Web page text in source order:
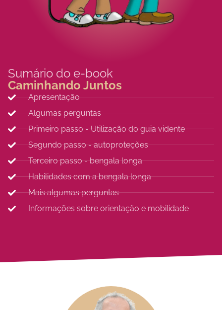
Sumário do e-book
Caminhando Juntos
Apresentação
Algumas perguntas
Primeiro passo - Utilização do guia vidente
Segundo passo - autoproteções
Terceiro passo - bengala longa
Habilidades com a bengala longa
Mais algumas perguntas
Informações sobre orientação e mobilidade